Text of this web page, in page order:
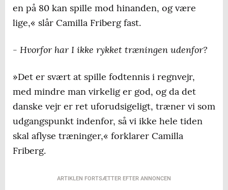
en på 80 kan spille mod hinanden, og være
lige,« slår Camilla Friberg fast.
- Hvorfor har I ikke rykket træningen udenfor?
»Det er svært at spille fodtennis i regnvejr,
med mindre man virkelig er god, og da det
danske vejr er ret uforudsigeligt, træner vi som
udgangspunkt indenfor, så vi ikke hele tiden
skal aflyse træninger,« forklarer Camilla
Friberg.
ARTIKLEN FORTSÆTTER EFTER ANNONCEN